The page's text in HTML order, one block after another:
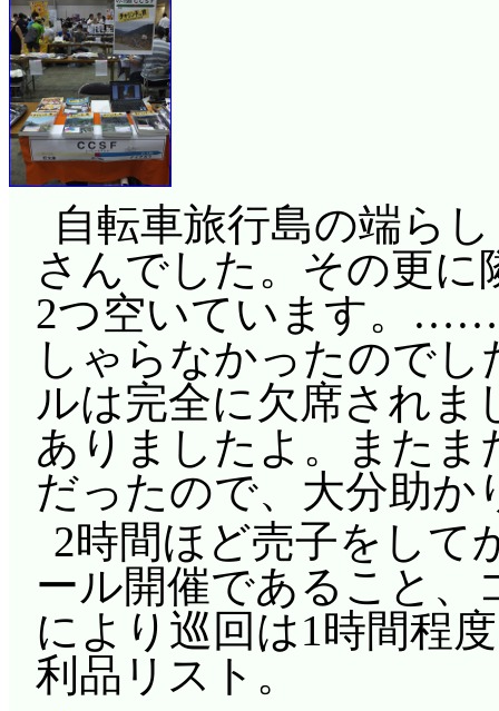
自転車旅行島の端ら
さんでした。その更
2つ空いています。
しゃらなかったので
ルは完全に欠席されま
ありましたよ。また
だったので、大分助か
2時間ほど売子をして
ール開催であること
により巡回は1時間程
利品リスト。